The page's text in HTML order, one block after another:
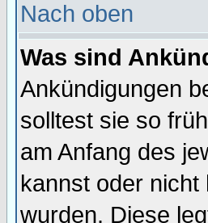
Nach oben
Was sind
Ankündigungen
solltest sie so
am Anfang des
kannst oder
wurden. Diese